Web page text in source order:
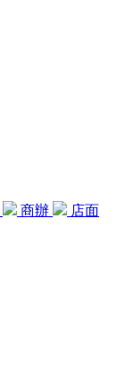
商辦
店面